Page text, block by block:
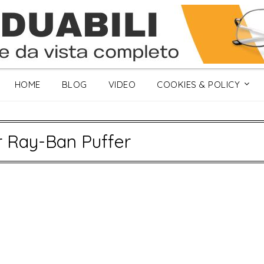
HOME BLOG VIDEO COOKIES & POLICY
Ray-Ban Puffer